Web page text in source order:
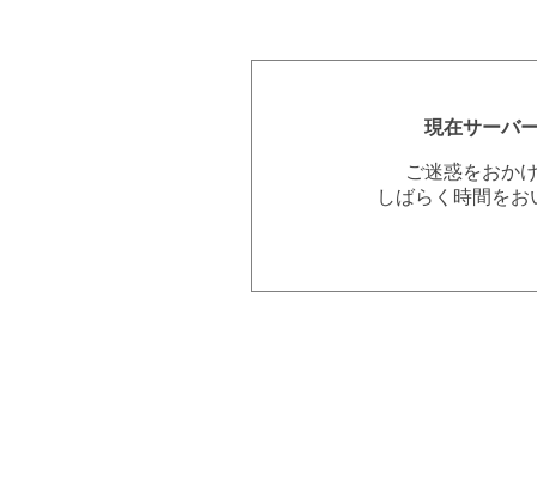
現在サーバ
ご迷惑をおか
しばらく時間を